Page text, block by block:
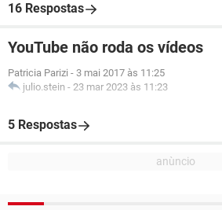
16 Respostas
YouTube não roda os vídeos
Patricia Parizi - 3 mai 2017 às 11:25
julio.stein - 23 mar 2023 às 11:23
5 Respostas